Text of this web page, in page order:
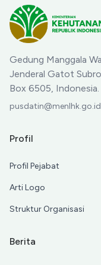
Gedung Manggala
Jenderal Gatot
Box 6505, Indonesia.
Profil
Profil Pejabat
Arti Logo
Struktur Organisasi
Berita